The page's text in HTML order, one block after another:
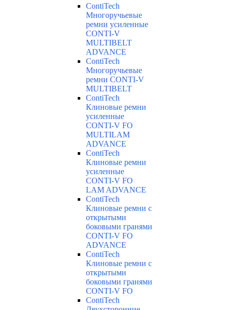
ContiTech
Многоручьевые
ремни усиленные
CONTI-V
MULTIBELT
ADVANCE
ContiTech
Многоручьевые
ремни CONTI-V
MULTIBELT
ContiTech
Клиновые ремни
усиленные
CONTI-V FO
MULTILAM
ADVANCE
ContiTech
Клиновые ремни
усиленные
CONTI-V FO
LAM ADVANCE
ContiTech
Клиновые ремни с
открытыми
боковыми гранями
CONTI-V FO
ADVANCE
ContiTech
Клиновые ремни с
открытыми
боковыми гранями
CONTI-V FO
ContiTech